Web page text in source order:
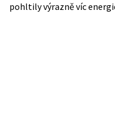
pohltily výrazně víc